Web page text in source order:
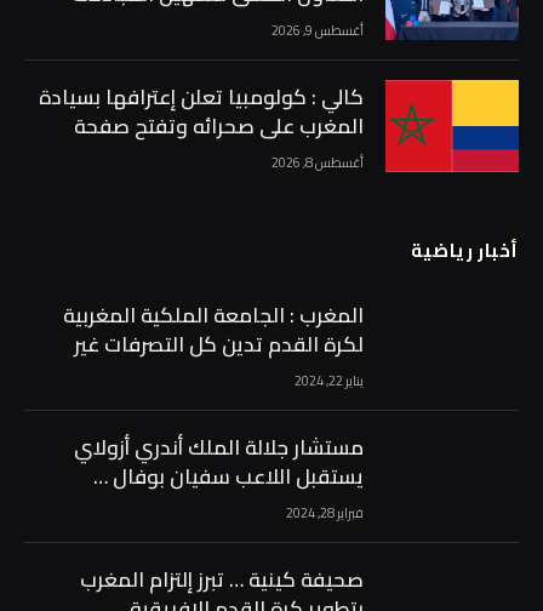
الفلاحية والغذائية …
أغسطس 9, 2026
كالي : كولومبيا تعلن إعترافها بسيادة
المغرب على صحرائه وتفتح صفحة
جديدة في العلاقات الثنائية …
أغسطس 8, 2026
أخبار رياضية
المغرب : الجامعة الملكية المغربية
لكرة القدم تدين كل التصرفات غير
الرياضية …
يناير 22, 2024
مستشار جلالة الملك أندري أزولاي
يستقبل اللاعب سفيان بوفال …
فبراير 28, 2024
صحيفة كينية … تبرز إلتزام المغرب